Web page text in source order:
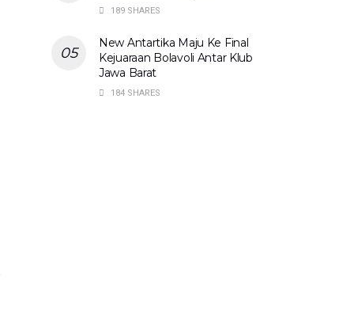
189 SHARES
New Antartika Maju Ke Final
Kejuaraan Bolavoli Antar Klub
Jawa Barat
184 SHARES